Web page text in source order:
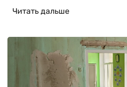
Читать дальше